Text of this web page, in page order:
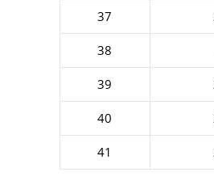
37
38
39
40
41